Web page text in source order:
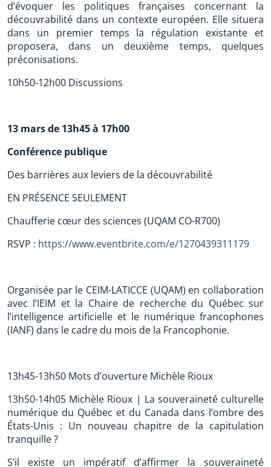
d’évoquer les politiques françaises concernant la
découvrabilité dans un contexte européen. Elle situera
dans un premier temps la régulation existante et
proposera, dans un deuxième temps, quelques
préconisations.
10h50-12h00 Discussions
13 mars de 13h45 à 17h00
Conférence publique
Des barrières aux leviers de la découvrabilité
EN PRÉSENCE SEULEMENT
Chaufferie cœur des sciences (UQAM CO-R700)
RSVP : https://www.eventbrite.com/e/1270439311179
Organisée par le CEIM-LATICCE (UQAM) en collaboration
avec l’IEIM et la Chaire de recherche du Québec sur
l’intelligence artificielle et le numérique francophones
(IANF) dans le cadre du mois de la Francophonie.
13h45-13h50 Mots d’ouverture Michèle Rioux
13h50-14h05 Michèle Rioux | La souveraineté culturelle
numérique du Québec et du Canada dans l’ombre des
États-Unis : Un nouveau chapitre de la capitulation
tranquille ?
S’il existe un impératif d’affirmer la souveraineté